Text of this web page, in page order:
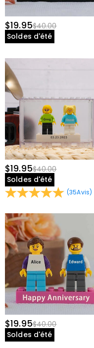
$19.95$40.00
Soldes d'été
$19.95$40.00
Soldes d'été
(35Avis)
$19.95$40.00
Soldes d'été